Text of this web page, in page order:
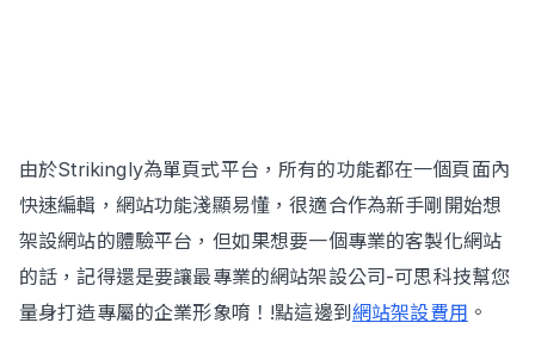
由於Strikingly為單頁式平台，所有的功能都在一個頁面內
快速編輯，網站功能淺顯易懂，很適合作為新手剛開始想
架設網站的體驗平台，但如果想要一個專業的客製化網站
的話，記得還是要讓最專業的網站架設公司-可思科技幫您
量身打造專屬的企業形象唷！!點這邊到網站架設費用 。